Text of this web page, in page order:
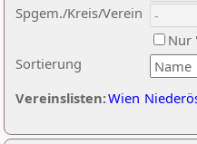
Sortierung
Spgem./Kreis/Verein
Nur
Vereinslisten:Wien